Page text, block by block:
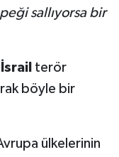
sallıyorsa bir
İsrail terör
böyle bir
ülkelerinin